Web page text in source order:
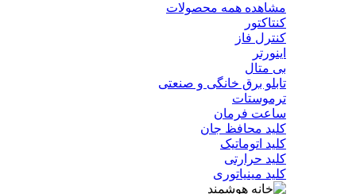
مشاهده همه محصولات
کنتاکتور
کنترل فاز
اینورتر
بی متال
تابلو برق خانگی و صنعتی
ترموستات
ساعت فرمان
کلید محافظ جان
کلید اتوماتیک
کلید حرارتی
کلید مینیاتوری